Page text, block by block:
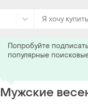
Хендмейд
Мужские
Попробуйте
популярные